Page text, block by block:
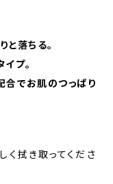
落ちる。
プ。
合でお肌のつっぱり
く拭き取ってくださ